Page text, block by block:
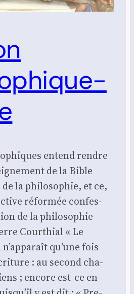
entend rendre
de la Bible
la phi­lo­so­phie, et ce,
réfor­mée confes­
de la philosophie
Courthial « Le
qu’une fois
: au second cha­
; encore est-ce en